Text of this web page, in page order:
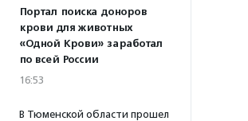
Портал поиска доноров
крови для животных
«Одной Крови» заработал
по всей России
16:53
В Тюменской области прошел